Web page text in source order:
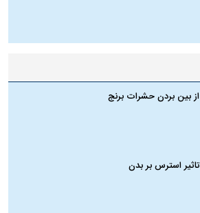
از بین بردن حشرات برنج
تاثیر استرس بر بدن